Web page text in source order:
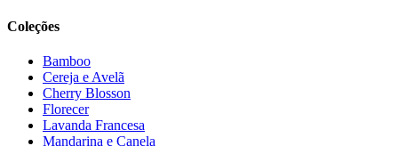
Coleções
Bamboo
Cereja e Avelã
Cherry Blosson
Florecer
Lavanda Francesa
Mandarina e Canela